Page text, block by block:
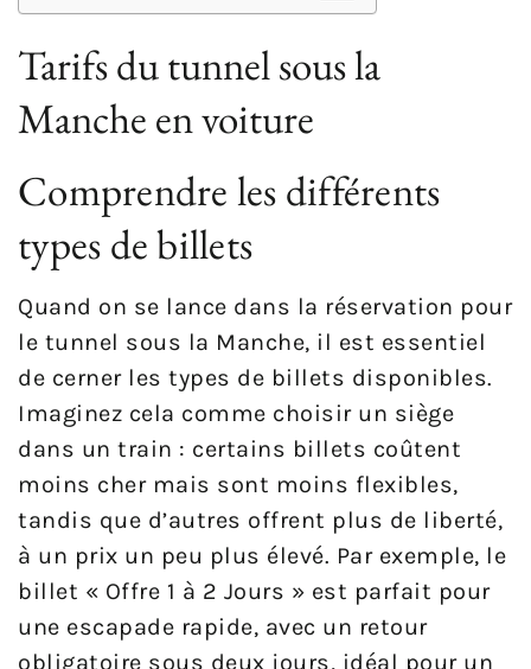
Tarifs du tunnel sous la
Manche en voiture
Comprendre les différents
types de billets
Quand on se lance dans la réservation pour
le tunnel sous la Manche, il est essentiel
de cerner les types de billets disponibles.
Imaginez cela comme choisir un siège
dans un train : certains billets coûtent
moins cher mais sont moins flexibles,
tandis que d’autres offrent plus de liberté,
à un prix un peu plus élevé. Par exemple, le
billet « Offre 1 à 2 Jours » est parfait pour
une escapade rapide, avec un retour
obligatoire sous deux jours, idéal pour un